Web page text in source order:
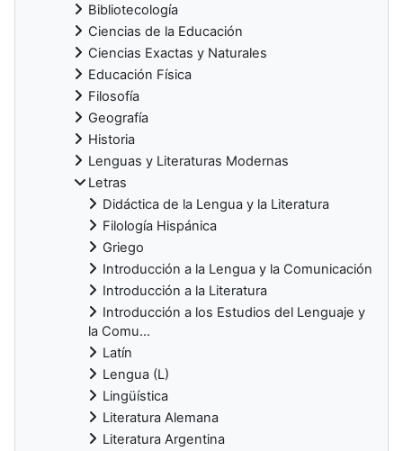
Bibliotecología
Ciencias de la Educación
Ciencias Exactas y Naturales
Educación Física
Filosofía
Geografía
Historia
Lenguas y Literaturas Modernas
Letras
Didáctica de la Lengua y la Literatura
Filología Hispánica
Griego
Introducción a la Lengua y la Comunicación
Introducción a la Literatura
Introducción a los Estudios del Lenguaje y
la Comu...
Latín
Lengua (L)
Lingüística
Literatura Alemana
Literatura Argentina